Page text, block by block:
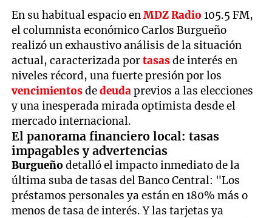
En su habitual espacio enMDZ Radio105.5 FM,
el columnista económico Carlos Burgueño
realizó un exhaustivo análisis de la situación
actual, caracterizada portasasde interés en
niveles récord, una fuerte presión por los
vencimientosdedeudaprevios a las elecciones
y una inesperada mirada optimista desde el
mercado internacional.
El panorama financiero local: tasas
impagables y advertencias
Burgueñodetalló el impacto inmediato de la
última suba de tasas del Banco Central: "Los
préstamos personales ya están en 180% más o
menos de tasa de interés. Y las tarjetas ya